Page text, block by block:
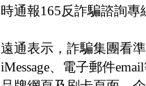
時通報165反詐騙諮詢專
遠通表示，詐騙集團看
iMessage、電子郵件